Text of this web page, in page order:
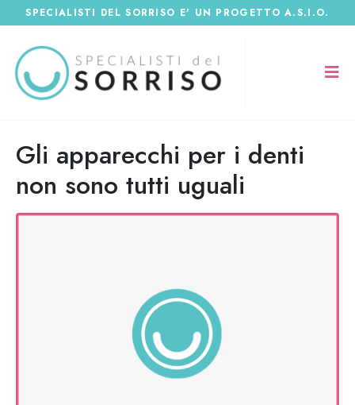
SPECIALISTI DEL SORRISO E' UN PROGETTO A.S.I.O.
Gli apparecchi per i denti
non sono tutti uguali